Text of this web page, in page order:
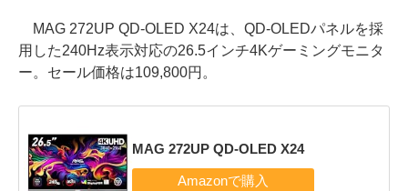
MAG 272UP QD-OLED X24は、QD-OLEDパネルを採
用した240Hz表示対応の26.5インチ4Kゲーミングモニタ
ー。セール価格は109,800円。
MAG 272UP QD-OLED X24